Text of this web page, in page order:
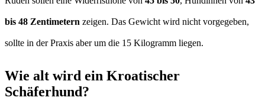
bis 48 Zentimetern zeigen. Das Gewicht wird nicht vorgegeben,
sollte in der Praxis aber um die 15 Kilogramm liegen.
Wie alt wird ein Kroatischer
Schäferhund?